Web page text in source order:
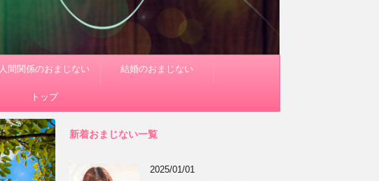
人間関係のおまじない 結婚のおまじない
トップ
新着おまじない一覧
2025/01/01